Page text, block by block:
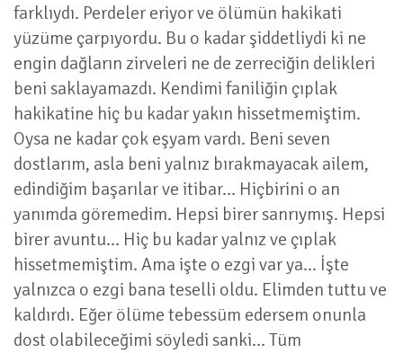
farklıydı. Perdeler eriyor ve ölümün hakikati
yüzüme çarpıyordu. Bu o kadar şiddetliydi ki ne
engin dağların zirveleri ne de zerreciğin delikleri
beni saklayamazdı. Kendimi faniliğin çıplak
hakikatine hiç bu kadar yakın hissetmemiştim.
Oysa ne kadar çok eşyam vardı. Beni seven
dostlarım, asla beni yalnız bırakmayacak ailem,
edindiğim başarılar ve itibar… Hiçbirini o an
yanımda göremedim. Hepsi birer sanrıymış. Hepsi
birer avuntu… Hiç bu kadar yalnız ve çıplak
hissetmemiştim. Ama işte o ezgi var ya... İşte
yalnızca o ezgi bana teselli oldu. Elimden tuttu ve
kaldırdı. Eğer ölüme tebessüm edersem onunla
dost olabileceğimi söyledi sanki… Tüm